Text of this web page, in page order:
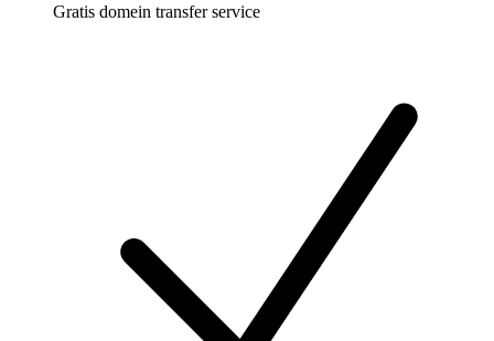
Gratis domein transfer service